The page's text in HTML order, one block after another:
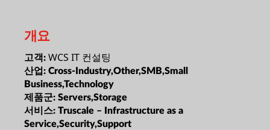
개요
고객: WCS IT 컨설팅
산업: Cross-Industry,Other,SMB,Small
Business,Technology
제품군: Servers,Storage
서비스: Truscale – Infrastructure as a
Service,Security,Support